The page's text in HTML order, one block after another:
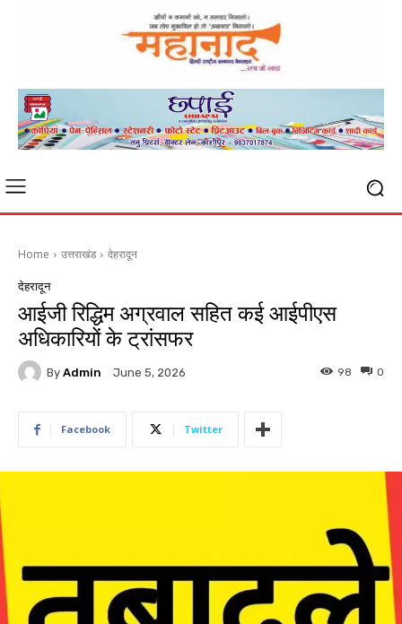
Home उत्तराखंड देहरादून
देहरादून
आईजी रिद्धिम अग्रवाल सहित कई आईपीएस
अधिकारियों के ट्रांसफर
By Admin June 5, 2026 0
98
Facebook Twitter